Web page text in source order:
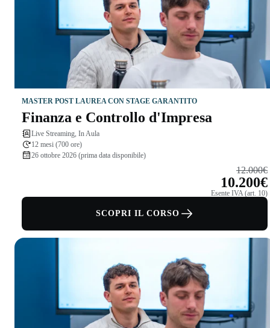
MASTER POST LAUREA CON STAGE GARANTITO
Finanza e Controllo d'Impresa
Live Streaming, In Aula
12 mesi (700 ore)
26 ottobre 2026 (prima data disponibile)
12.000€
10.200€
Esente IVA (art. 10)
SCOPRI IL CORSO